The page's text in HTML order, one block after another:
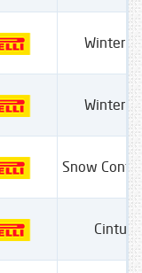
Winter
Winter
Snow